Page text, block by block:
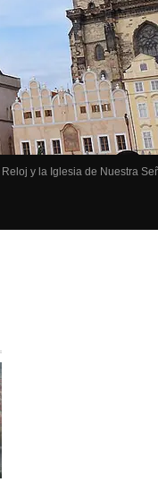
Reloj y la Iglesia de Nuestra